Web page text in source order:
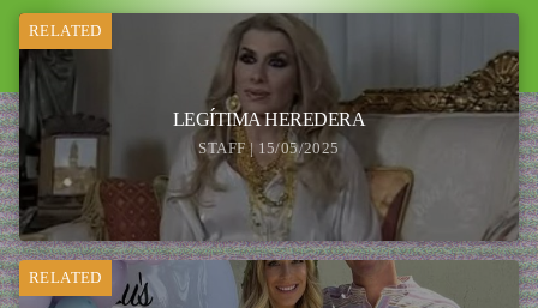
RELATED
LEGÍTIMA HEREDERA
STAFF | 15/05/2025
RELATED